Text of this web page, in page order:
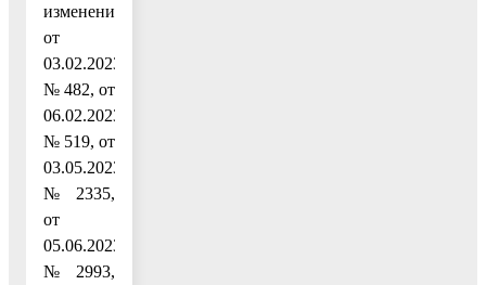
изменениями
от
03.02.2023
№ 482, от
06.02.2023
№ 519, от
03.05.2023
№ 2335,
от
05.06.2023
№ 2993,